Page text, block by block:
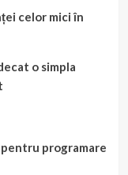
celor mici în
o simpla
programare